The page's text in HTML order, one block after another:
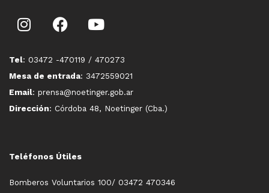
Tel: 03472 -470119 / 470273
Mesa de entrada: 3472559021
Email: prensa@noetinger.gob.ar
Dirección: Córdoba 48, Noetinger (Cba.)
Teléfonos Útiles
Bomberos Voluntarios 100/ 03472 470346